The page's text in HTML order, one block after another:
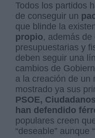
Todos los partidos
de conseguir un
que blinde la
propio, además
presupuestarias y
deben seguir una
cambios de
a la creación de un
mostrado ya sus
PSOE,
han defendido
populares creen
“deseable” aunque